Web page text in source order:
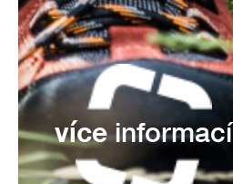
víceinformací